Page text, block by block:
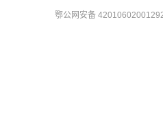
鄂公网安备